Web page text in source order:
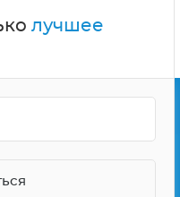
лучшее